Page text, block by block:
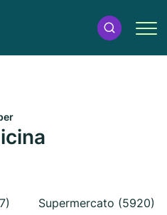
Supermercato (5920)